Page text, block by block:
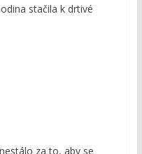
stačila k drtivé
za to, aby se